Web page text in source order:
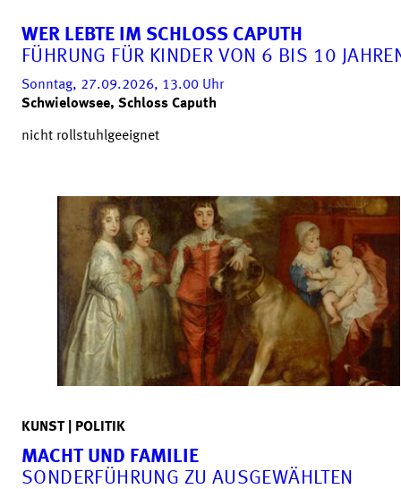
WER LEBTE IM SCHLOSS CAPUTH
FÜHRUNG FÜR KINDER VON 6 BIS 10
Sonntag, 27.09.2026, 13.00 Uhr
Schwielowsee, Schloss Caputh
nicht rollstuhlgeeignet
KUNST | POLITIK
MACHT UND FAMILIE
SONDERFÜHRUNG ZU AUSGEWÄHLTEN